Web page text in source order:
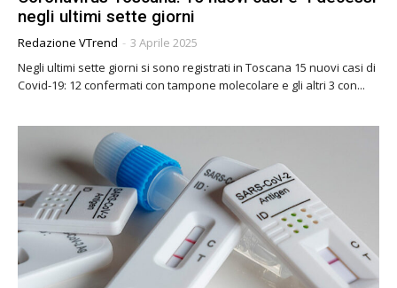
negli ultimi sette giorni
Redazione VTrend - 3 Aprile 2025
Negli ultimi sette giorni si sono registrati in Toscana 15 nuovi casi di
Covid-19: 12 confermati con tampone molecolare e gli altri 3 con...